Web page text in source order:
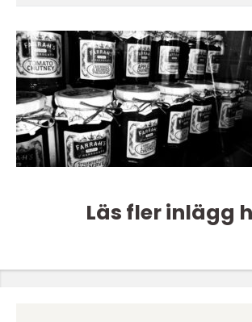
Läs fler inlägg